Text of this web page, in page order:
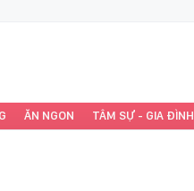
ĂN NGON TÂM SỰ - GIA ĐÌNH